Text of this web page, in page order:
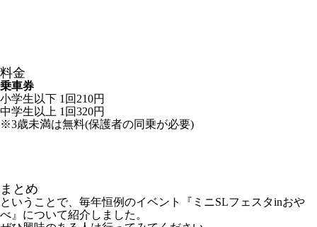
料金
乗車券
小学生以下 1回210円
中学生以上 1回320円
※3歳未満は無料(保護者の同乗が必要)
まとめ
ということで、毎年恒例のイベント『ミニSLフェスタinおや
べ』について紹介しました。